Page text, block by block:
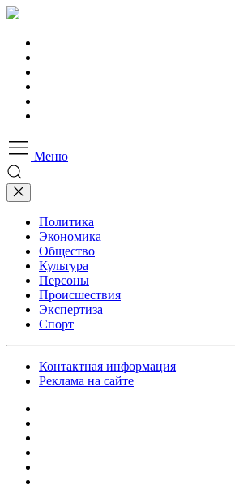
Меню
Политика
Экономика
Общество
Культура
Персоны
Происшествия
Экспертиза
Спорт
Контактная информация
Реклама на сайте